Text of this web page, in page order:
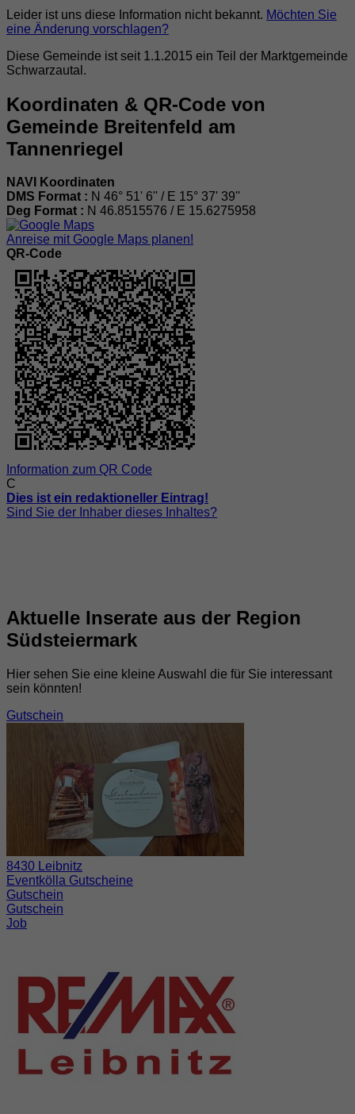
Leider ist uns diese Information nicht bekannt. Möchten Sie
eine Änderung vorschlagen?
Diese Gemeinde ist seit 1.1.2015 ein Teil der Marktgemeinde
Schwarzautal.
Koordinaten & QR-Code von
Gemeinde Breitenfeld am
Tannenriegel
NAVI Koordinaten
DMS Format : N 46° 51' 6'' / E 15° 37' 39''
Deg Format : N 46.8515576 / E 15.6275958
Anreise mit Google Maps planen!
QR-Code
Information zum QR Code
C
Dies ist ein redaktioneller Eintrag!
Sind Sie der Inhaber dieses Inhaltes?
Aktuelle Inserate aus der Region
Südsteiermark
Hier sehen Sie eine kleine Auswahl die für Sie interessant
sein könnten!
Gutschein
8430 Leibnitz
Eventkölla Gutscheine
Gutschein
Gutschein
Job